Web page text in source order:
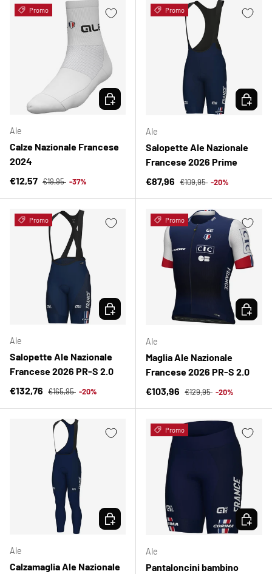
Promo
Ale
Calze Nazionale Francese
2024
Prezzo di vendita
€12,57 Prezzo normale
€19,95 -37%
SCEGLI OPZIONI
Promo
Ale
Salopette Ale Nazionale
Francese 2026 Prime
Prezzo di vendita
€87,96 Prezzo normale
€109,95 -20%
SCEGLI
Promo
Ale
Salopette Ale Nazionale
Francese 2026 PR-S 2.0
Prezzo di vendita
€132,76 Prezzo normale
€165,95 -20%
SCEGLI OPZIONI
Promo
Ale
Maglia Ale Nazionale
Francese 2026 PR-S 2.0
Prezzo di vendita
€103,96 Prezzo normale
€129,95 -20%
SCEGLI
Ale
Calzamaglia Ale Nazionale
SCEGLI OPZIONI
Promo
Ale
Pantaloncini bambino
SCEGLI